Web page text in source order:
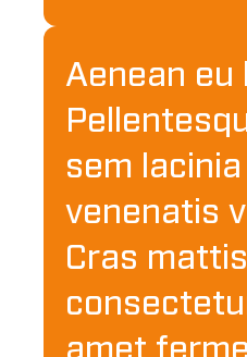
Aenean eu
sem
venenatis
Cras mattis
amet